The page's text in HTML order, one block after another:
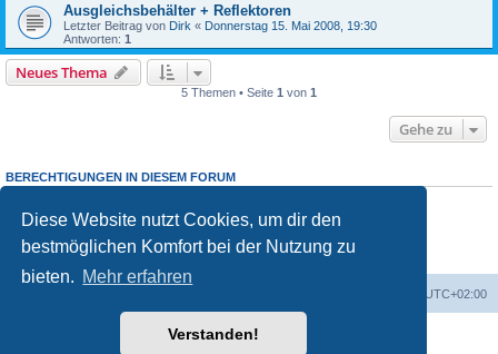
Diese Website nutzt Cookies, um dir den
bestmöglichen Komfort bei der Nutzung zu
bieten. Mehr erfahren
Verstanden!
Ausgleichsbehälter + Reflektoren
Letzter Beitrag von Dirk « Donnerstag 15. Mai 2008, 19:30
Antworten: 1
Neues Thema
5 Themen • Seite 1 von 1
Gehe zu
BERECHTIGUNGEN IN DIESEM FORUM
Du darfst keineAntworten zu Themen in diesem Forum erstellen.
Du darfst deine Beiträge in diesem Forumnichtändern.
Du darfst deine Beiträge in diesem Forum nicht löschen.
keine
UTC+02:00
Powered byphpBB® Forum Software © phpBB Limited